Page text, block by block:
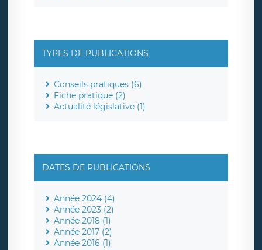
TYPES DE PUBLICATIONS
Conseils pratiques (6)
Fiche pratique (2)
Actualité législative (1)
DATES DE PUBLICATIONS
Année 2024 (4)
Année 2023 (2)
Année 2018 (1)
Année 2017 (2)
Année 2016 (1)